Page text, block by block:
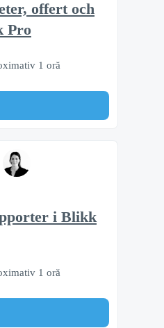
offert och
Pro
1 oră
i Blikk
1 oră